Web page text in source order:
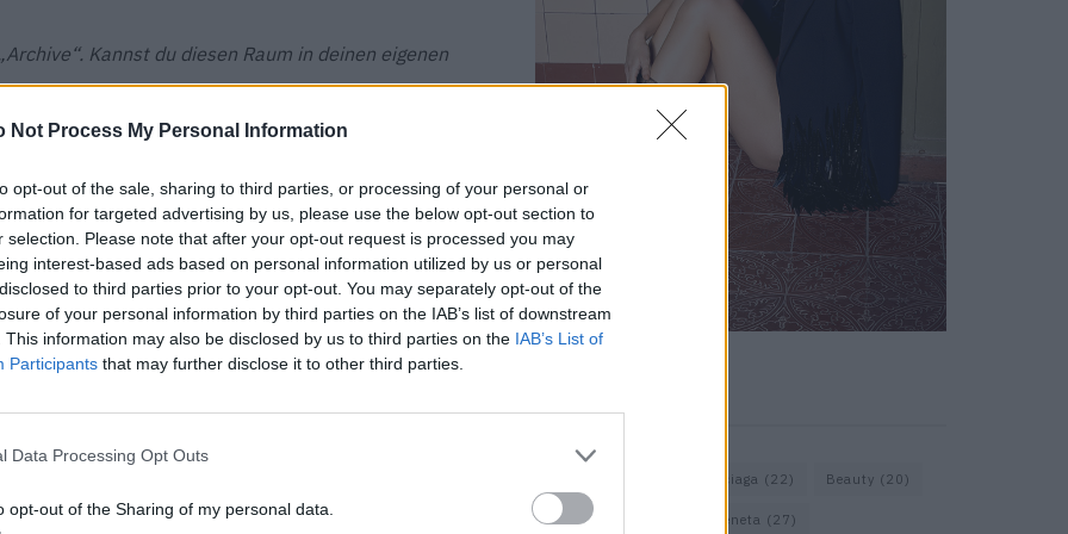
Not Process My Personal Information
opt-out of the sale, sharing to third parties, or processing of your personal or
for targeted advertising by us, please use the below opt-out section to
selection. Please note that after your opt-out request is processed you may
interest-based ads based on personal information utilized by us or personal
to third parties prior to your opt-out. You may separately opt-out of the
of your personal information by third parties on the IAB’s list of downstream
This information may also be disclosed by us to third parties on the IAB’s List of
Participants that may further disclose it to other third parties.
Data Processing Opt Outs
opt-out of the Sharing of my personal data.
Kannst du diesen Raum in deinen eigenen
Portfolio. Alles hier ist entweder Vintage –
eine unserer Eigenproduktionen. Der Tisch von
trinken, ist eines meiner Lieblingsstücke. Zudem
Archive Shelf oder den Archive Desk, die wir mit
fertigen. Jedes einzelne Stück kann gekauft
Geschichte.
Website, dass du dich als Designerin verstehst, nicht
sind die Grenzen zwischen diesen Bereichen heute
hinderlich für Kreativität?
Gründen: Einerseits wäre es rechtlich nicht
Grafik und Werbung statt Architektur studiert habe.
Balenciaga (22) Beauty (20)
Berlin(30) Bottega Veneta (27)